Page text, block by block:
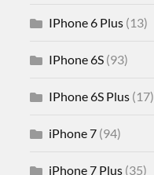
IPhone 6 Plus (13)
IPhone 6S (93)
IPhone 6S Plus (17)
iPhone 7 (94)
iPhone 7 Plus (35)